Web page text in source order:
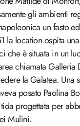
gli ambienti
un fasto
la location ospita
che è situata in un
chiamata Galleria
la Galatea. Una
posato Paolina
progettata per
Mulini.